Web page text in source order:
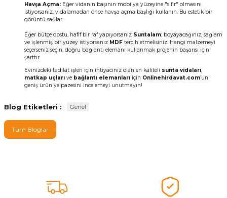
Havşa Açma: Eğer vidanın başının mobilya yüzeyine "sıfır" olmasını
istiyorsanız, vidalamadan önce havşa açma başlığı kullanın. Bu estetik bir
görüntü sağlar.
Eğer bütçe dostu, hafif bir raf yapıyorsanız Suntalam; boyayacağınız, sağlam
ve işlenmiş bir yüzey istiyorsanız MDF tercih etmelisiniz. Hangi malzemeyi
seçerseniz seçin, doğru bağlantı elemanı kullanmak projenin başarısı için
şarttır.
Evinizdeki tadilat işleri için ihtiyacınız olan en kaliteli sunta vidaları,
matkap uçları ve bağlantı elemanları için Onlinehirdavat.com’un
geniş ürün yelpazesini incelemeyi unutmayın!
Blog Etiketleri : Genel
Tüm Bloglar